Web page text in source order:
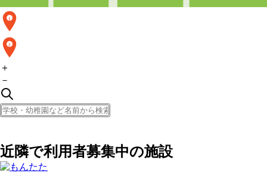
1
2
＋
－
近隣で利用者募集中の施設